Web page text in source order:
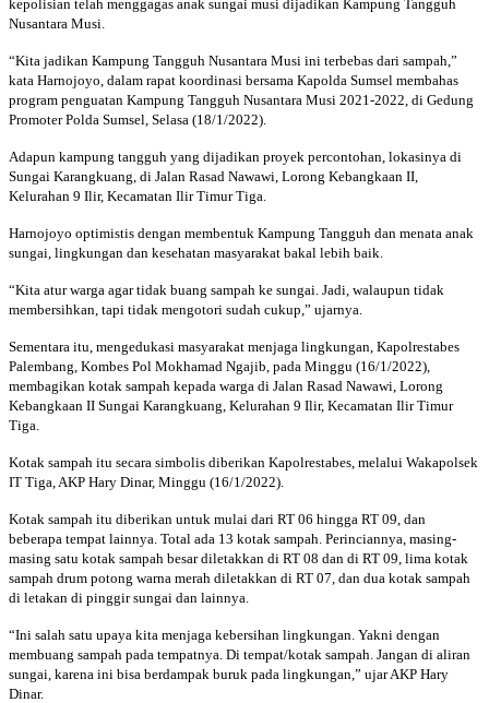
kepolisian telah menggagas anak sungai musi dijadikan Kampung Tangguh
Nusantara Musi.
“Kita jadikan Kampung Tangguh Nusantara Musi ini terbebas dari sampah,”
kata Harnojoyo, dalam rapat koordinasi bersama Kapolda Sumsel membahas
program penguatan Kampung Tangguh Nusantara Musi 2021-2022, di Gedung
Promoter Polda Sumsel, Selasa (18/1/2022).
Adapun kampung tangguh yang dijadikan proyek percontohan, lokasinya di
Sungai Karangkuang, di Jalan Rasad Nawawi, Lorong Kebangkaan II,
Kelurahan 9 Ilir, Kecamatan Ilir Timur Tiga.
Harnojoyo optimistis dengan membentuk Kampung Tangguh dan menata anak
sungai, lingkungan dan kesehatan masyarakat bakal lebih baik.
“Kita atur warga agar tidak buang sampah ke sungai. Jadi, walaupun tidak
membersihkan, tapi tidak mengotori sudah cukup,” ujarnya.
Sementara itu, mengedukasi masyarakat menjaga lingkungan, Kapolrestabes
Palembang, Kombes Pol Mokhamad Ngajib, pada Minggu (16/1/2022),
membagikan kotak sampah kepada warga di Jalan Rasad Nawawi, Lorong
Kebangkaan II Sungai Karangkuang, Kelurahan 9 Ilir, Kecamatan Ilir Timur
Tiga.
Kotak sampah itu secara simbolis diberikan Kapolrestabes, melalui Wakapolsek
IT Tiga, AKP Hary Dinar, Minggu (16/1/2022).
Kotak sampah itu diberikan untuk mulai dari RT 06 hingga RT 09, dan
beberapa tempat lainnya. Total ada 13 kotak sampah. Perinciannya, masing-
masing satu kotak sampah besar diletakkan di RT 08 dan di RT 09, lima kotak
sampah drum potong warna merah diletakkan di RT 07, dan dua kotak sampah
di letakan di pinggir sungai dan lainnya.
“Ini salah satu upaya kita menjaga kebersihan lingkungan. Yakni dengan
membuang sampah pada tempatnya. Di tempat/kotak sampah. Jangan di aliran
sungai, karena ini bisa berdampak buruk pada lingkungan,” ujar AKP Hary
Dinar.